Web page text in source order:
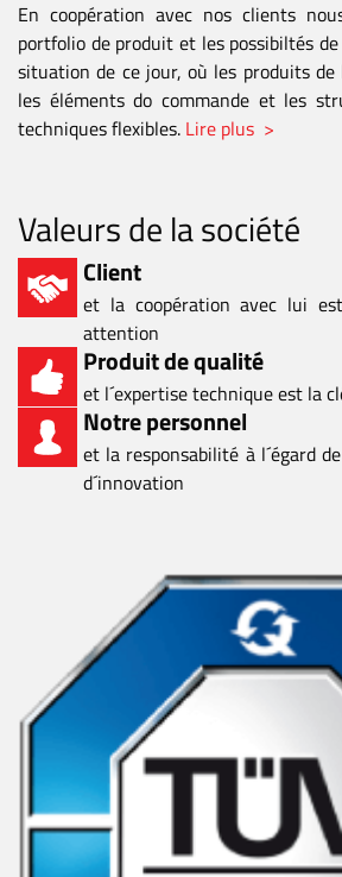
En coopération avec nos clients
portfolio de produit et les possibiltés
situation de ce jour, où les produits
les éléments do commande et les
techniques flexibles. Lire plus >
Valeurs de la société
Client
et la coopération avec lui
attention
Produit de qualité
et l´expertise technique est la
Notre personnel
et la responsabilité à l´égard
d´innovation